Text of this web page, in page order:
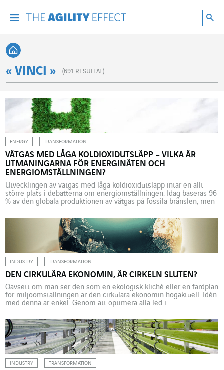
Sök
Tillbaka till startsidan
« VINCI » (691 RESULTAT)
ENERGY TRANSFORMATION
VÄTGAS MED LÅGA KOLDIOXIDUTSLÄPP – VILKA ÄR
UTMANINGARNA FÖR ENERGINÄTEN OCH
ENERGIOMSTÄLLNINGEN?
Utvecklingen av vätgas med låga koldioxidutsläpp intar en allt
större plats i debatterna om energiomställningen. Idag baseras 96
% av den globala produktionen av vätgas på fossila bränslen, men
Europeiska elmixar inriktar sig alltmer på intermittenta förnybara
energikällor, och vätgas studeras som en potentiell
flexibilitetsresurs för […]
INDUSTRY TRANSFORMATION
DEN CIRKULÄRA EKONOMIN, ÄR CIRKELN SLUTEN?
Oavsett om man ser den som en ekologisk kliché eller en färdplan
för miljöomställningen är den cirkulära ekonomin högaktuell. Idén
med denna är enkel. Genom att optimera alla led i
energikrävande och därmed bevara naturliga ekosystem. Även om
detta låter lovande kräver cirkularitet att man omprövar allt, […]
INDUSTRY TRANSFORMATION